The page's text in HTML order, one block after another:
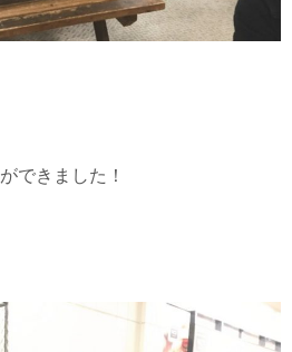
できました！